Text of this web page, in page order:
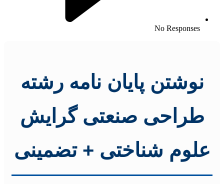
No Responses
نوشتن پایان نامه رشته
طراحی صنعتی گرایش
علوم شناختی + تضمینی